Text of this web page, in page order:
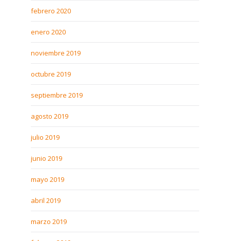
febrero 2020
enero 2020
noviembre 2019
octubre 2019
septiembre 2019
agosto 2019
julio 2019
junio 2019
mayo 2019
abril 2019
marzo 2019